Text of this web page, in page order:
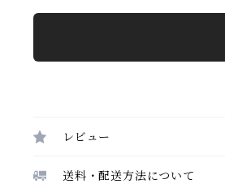
レビュー
送料・配送方法について